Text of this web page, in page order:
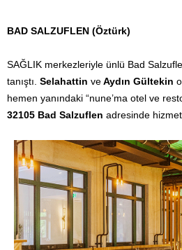
BAD SALZUFLEN (Öztürk)
SAĞLIK merkezleriyle ünlü Bad
tanıştı. Selahattin veAydın Gültekin
hemen yanındaki “nune’ma otel ve
32105 Bad Salzuflen adresinde